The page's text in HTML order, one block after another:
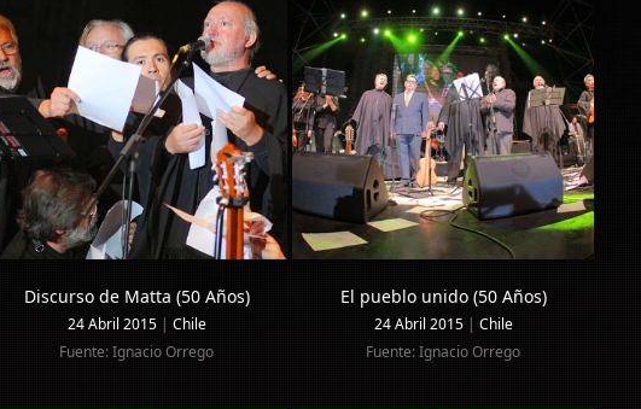
Discurso de Matta (50 Años)
24 Abril 2015 | Chile
Fuente: Ignacio Orrego
El pueblo unido (50 Años)
24 Abril 2015 | Chile
Fuente: Ignacio Orrego